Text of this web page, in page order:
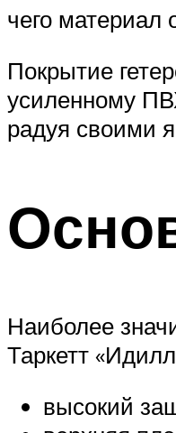
чего материал
Покрытие
усиленному
радуя своими
Наиболее
Таркетт
высокий